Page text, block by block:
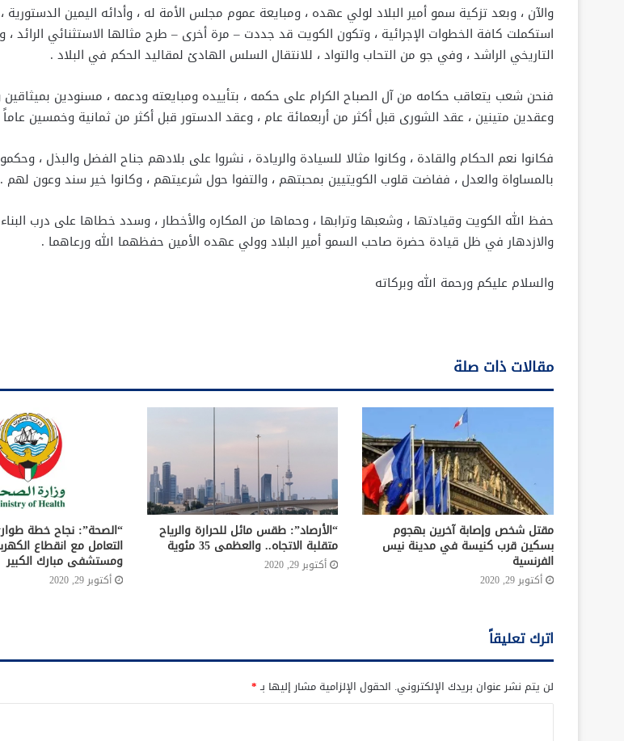
والآن ، وبعد تزكية سمو أمير البلاد لولي عهده ، ومبايعة عموم مجلس الأمة له ، وأدائه اليمين
استكملت كافة الخطوات الإجرائية ، وتكون الكويت قد جددت – مرة أخرى – طرح مثالها الاستثنائي الرائد ،
التاريخي الراشد ، وفي جو من التحاب والتواد ، للانتقال السلس الهادئ لمقاليد الحكم في البلاد .
فنحن شعب يتعاقب حكامه من آل الصباح الكرام على حكمه ، بتأييده ومبايعته ودعمه ، مسنودين بميثاقين
وعقدين متينين ، عقد الشورى قبل أكثر من أربعمائة عام ، وعقد الدستور قبل أكثر من ثمانية وخمسين
فكانوا نعم الحكام والقادة ، وكانوا مثالا للسيادة والريادة ، نشروا على بلادهم جناح الفضل والبذل ،
بالمساواة والعدل ، ففاضت قلوب الكويتيين بمحبتهم ، والتفوا حول شرعيتهم ، وكانوا خير سند وعون لهم .
حفظ الله الكويت وقيادتها ، وشعبها وترابها ، وحماها من المكاره والأخطار ، وسدد خطاها على درب البناء
والازدهار في ظل قيادة حضرة صاحب السمو أمير البلاد وولي عهده الأمين حفظهما الله ورعاهما .
والسلام عليكم ورحمة الله وبركاته
مقالات ذات صلة
مقتل شخص وإصابة آخرين بهجوم
بسكين قرب كنيسة في مدينة نيس
الفرنسية
أكتوبر 29, 2020
“الأرصاد”: طقس مائل للحرارة والرياح
متقلبة الاتجاه.. والعظمى 35 مئوية
أكتوبر 29, 2020
“الصحة”: نجاح خطة
التعامل مع انقطاع
ومستشفى مبارك الكبير
أكتوبر 29, 2020
اترك تعليقاً
لن يتم نشر عنوان بريدك الإلكتروني. الحقول الإلزامية مشار إليها بـ*